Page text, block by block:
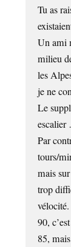
Tu as
Un ami
milieu
les
je ne
Le
Par
tours/
mais
trop
vélocité.
90,
85,